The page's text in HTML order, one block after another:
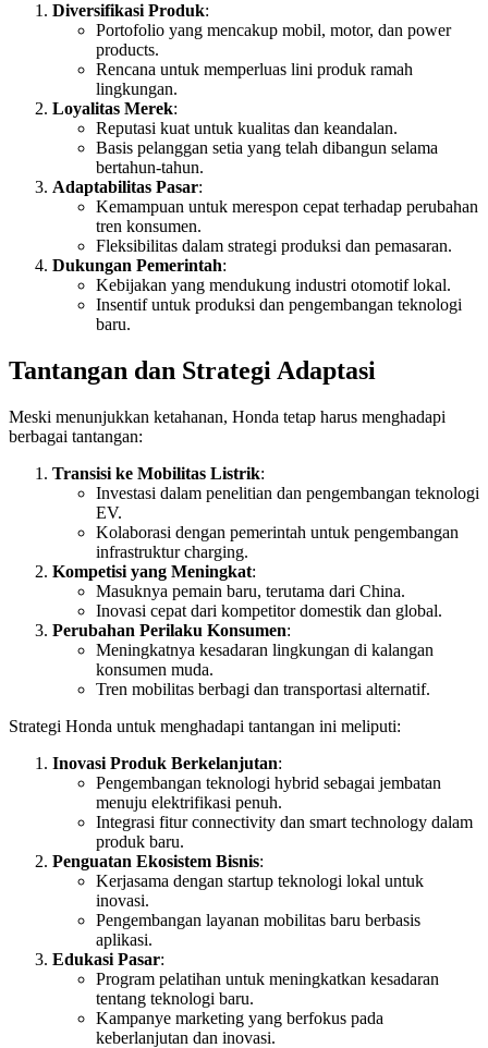
Diversifikasi Produk:
Portofolio yang mencakup mobil, motor, dan power
products.
Rencana untuk memperluas lini produk ramah
lingkungan.
Loyalitas Merek:
Reputasi kuat untuk kualitas dan keandalan.
Basis pelanggan setia yang telah dibangun selama
bertahun-tahun.
Adaptabilitas Pasar:
Kemampuan untuk merespon cepat terhadap perubahan
tren konsumen.
Fleksibilitas dalam strategi produksi dan pemasaran.
Dukungan Pemerintah:
Kebijakan yang mendukung industri otomotif lokal.
Insentif untuk produksi dan pengembangan teknologi
baru.
Tantangan dan Strategi Adaptasi
Meski menunjukkan ketahanan, Honda tetap harus menghadapi
berbagai tantangan:
Transisi ke Mobilitas Listrik:
Investasi dalam penelitian dan pengembangan teknologi
EV.
Kolaborasi dengan pemerintah untuk pengembangan
infrastruktur charging.
Kompetisi yang Meningkat:
Masuknya pemain baru, terutama dari China.
Inovasi cepat dari kompetitor domestik dan global.
Perubahan Perilaku Konsumen:
Meningkatnya kesadaran lingkungan di kalangan
konsumen muda.
Tren mobilitas berbagi dan transportasi alternatif.
Strategi Honda untuk menghadapi tantangan ini meliputi:
Inovasi Produk Berkelanjutan:
Pengembangan teknologi hybrid sebagai jembatan
menuju elektrifikasi penuh.
Integrasi fitur connectivity dan smart technology dalam
produk baru.
Penguatan Ekosistem Bisnis:
Kerjasama dengan startup teknologi lokal untuk
inovasi.
Pengembangan layanan mobilitas baru berbasis
aplikasi.
Edukasi Pasar:
Program pelatihan untuk meningkatkan kesadaran
tentang teknologi baru.
Kampanye marketing yang berfokus pada
keberlanjutan dan inovasi.